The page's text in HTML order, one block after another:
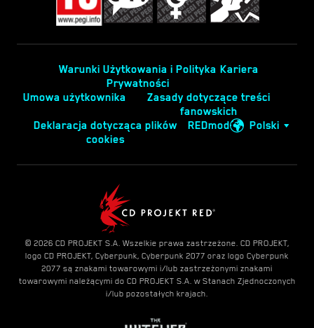
Warunki Użytkowania i Polityka
Prywatności
Kariera
Umowa użytkownika
Zasady dotyczące treści
fanowskich
Deklaracja dotycząca plików
cookies
REDmod Polski
© 2026 CD PROJEKT S.A. Wszelkie prawa zastrzeżone. CD PROJEKT,
logo CD PROJEKT, Cyberpunk, Cyberpunk 2077 oraz logo Cyberpunk
2077 są znakami towarowymi i/lub zastrzeżonymi znakami
towarowymi należącymi do CD PROJEKT S.A. w Stanach Zjednoczonych
i/lub pozostałych krajach.